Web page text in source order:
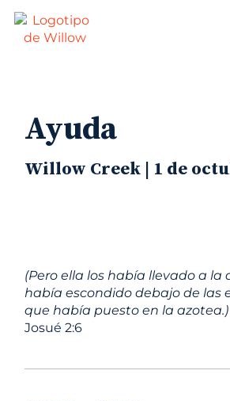
Ayuda
Willow Creek | 1 de
(Pero ella los había llevado a la
había escondido debajo de las
que había puesto en la azotea.)
Josué 2:6